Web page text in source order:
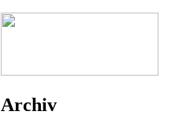
Archiv